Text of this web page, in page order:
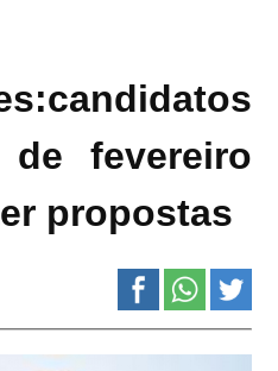
fevereiro
propostas